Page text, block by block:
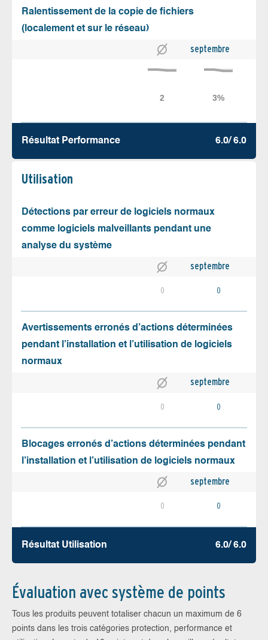
Ralentissement de la copie de fichiers
(localement et sur le réseau)
septembre
Résultat Performance 6.0/ 6.0
Utilisation
Détections par erreur de logiciels normaux
comme logiciels malveillants pendant une
analyse du système
septembre
0 0
Avertissements erronés d’actions déterminées
pendant l’installation et l’utilisation de logiciels
normaux
septembre
0 0
Blocages erronés d’actions déterminées pendant
l’installation et l’utilisation de logiciels normaux
septembre
0 0
Résultat Utilisation 6.0/ 6.0
Évaluation avec système de points
Tous les produits peuvent totaliser chacun un maximum de 6
points dans les trois catégories protection, performance et